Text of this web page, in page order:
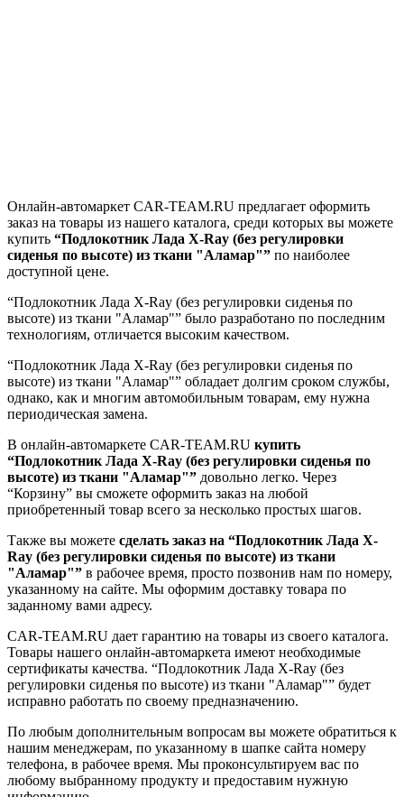
Онлайн-автомаркет CAR-TEAM.RU предлагает оформить
заказ на товары из нашего каталога, среди которых вы можете
купить “Подлокотник Лада X-Ray (без регулировки
сиденья по высоте) из ткани "Аламар"” по наиболее
доступной цене.
“Подлокотник Лада X-Ray (без регулировки сиденья по
высоте) из ткани "Аламар"” было разработано по последним
технологиям, отличается высоким качеством.
“Подлокотник Лада X-Ray (без регулировки сиденья по
высоте) из ткани "Аламар"” обладает долгим сроком службы,
однако, как и многим автомобильным товарам, ему нужна
периодическая замена.
В онлайн-автомаркете CAR-TEAM.RU купить
“Подлокотник Лада X-Ray (без регулировки сиденья по
высоте) из ткани "Аламар"” довольно легко. Через
“Корзину” вы сможете оформить заказ на любой
приобретенный товар всего за несколько простых шагов.
Также вы можете сделать заказ на “Подлокотник Лада X-
Ray (без регулировки сиденья по высоте) из ткани
"Аламар"” в рабочее время, просто позвонив нам по номеру,
указанному на сайте. Мы оформим доставку товара по
заданному вами адресу.
CAR-TEAM.RU дает гарантию на товары из своего каталога.
Товары нашего онлайн-автомаркета имеют необходимые
сертификаты качества. “Подлокотник Лада X-Ray (без
регулировки сиденья по высоте) из ткани "Аламар"” будет
исправно работать по своему предназначению.
По любым дополнительным вопросам вы можете обратиться к
нашим менеджерам, по указанному в шапке сайта номеру
телефона, в рабочее время. Мы проконсультируем вас по
любому выбранному продукту и предоставим нужную